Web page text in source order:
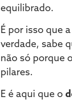
equilibrado.
É por isso que
verdade, sabe
não só porque
pilares.
E é aqui que o